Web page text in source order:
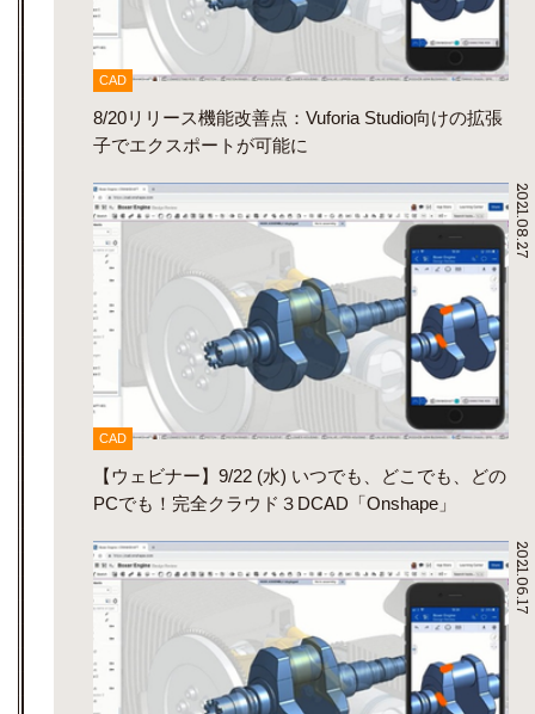
CAD
8/20リリース機能改善点：Vuforia Studio向けの拡張
子でエクスポートが可能に
2021.08.27
CAD
【ウェビナー】9/22 (水) いつでも、どこでも、どの
PCでも！完全クラウド３DCAD「Onshape」
2021.06.17